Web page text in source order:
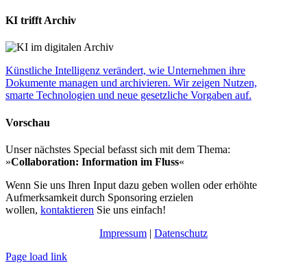
KI trifft Archiv
Künstliche Intelligenz verändert, wie Unternehmen ihre
Dokumente managen und archivieren. Wir zeigen Nutzen,
smarte Technologien und neue gesetzliche Vorgaben auf.
Vorschau
Unser nächstes Special befasst sich mit dem Thema:
»Collaboration: Information im Fluss«
Wenn Sie uns Ihren Input dazu geben wollen oder erhöhte
Aufmerksamkeit durch Sponsoring erzielen
wollen, kontaktieren Sie uns einfach!
Impressum | Datenschutz
Page load link